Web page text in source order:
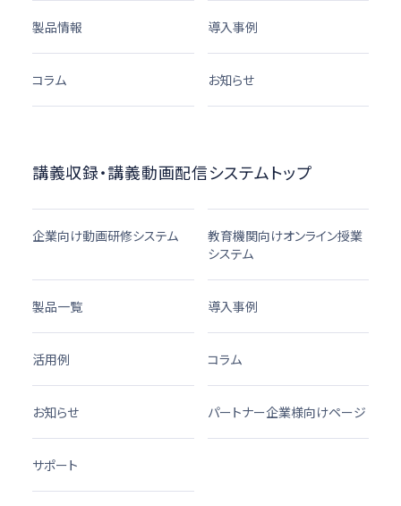
製品情報 導入事例
コラム お知らせ
講義収録・講義動画配信システムトップ
企業向け動画研修システム
教育機関向けオンライン授業
システム
製品一覧 導入事例
活用例 コラム
お知らせ パートナー企業様向けページ
サポート